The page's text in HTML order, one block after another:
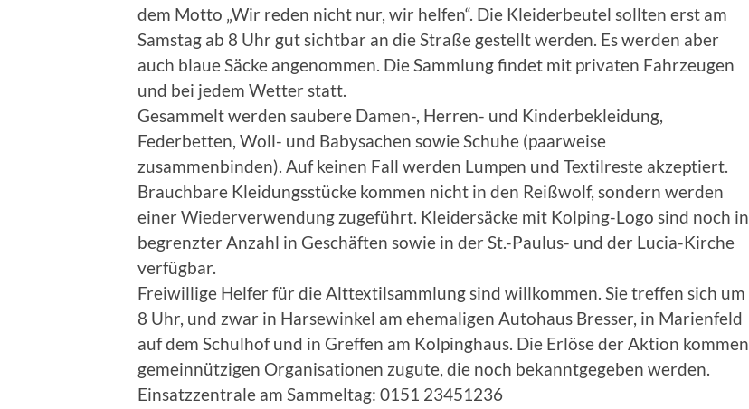
dem Motto „Wir reden nicht nur, wir helfen“. Die Kleiderbeutel sollten erst am
Samstag ab 8 Uhr gut sichtbar an die Straße gestellt werden. Es werden aber
auch blaue Säcke angenommen. Die Sammlung findet mit privaten Fahrzeugen
und bei jedem Wetter statt.
Gesammelt werden saubere Damen-, Herren- und Kinderbekleidung,
Federbetten, Woll- und Babysachen sowie Schuhe (paarweise
zusammenbinden). Auf keinen Fall werden Lumpen und Textilreste akzeptiert.
Brauchbare Kleidungsstücke kommen nicht in den Reißwolf, sondern werden
einer Wiederverwendung zugeführt. Kleidersäcke mit Kolping-Logo sind noch in
begrenzter Anzahl in Geschäften sowie in der St.-Paulus- und der Lucia-Kirche
verfügbar.
Freiwillige Helfer für die Alttextilsammlung sind willkommen. Sie treffen sich um
8 Uhr, und zwar in Harsewinkel am ehemaligen Autohaus Bresser, in Marienfeld
auf dem Schulhof und in Greffen am Kolpinghaus. Die Erlöse der Aktion kommen
gemeinnützigen Organisationen zugute, die noch bekanntgegeben werden.
Einsatzzentrale am Sammeltag: 0151 23451236